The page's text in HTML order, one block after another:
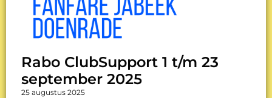
Rabo ClubSupport 1 t/m 23
september 2025
25 augustus 2025